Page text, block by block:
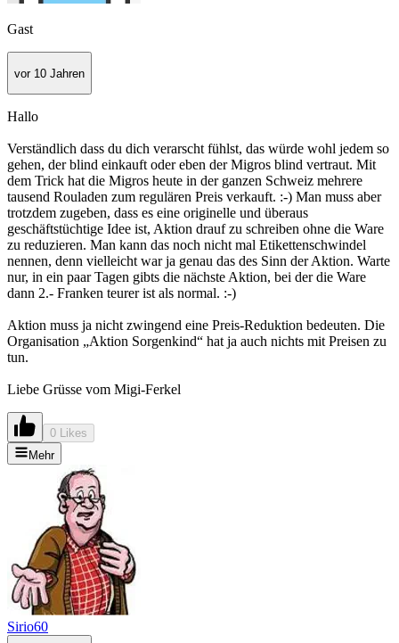
Gast
vor 10 Jahren
Hallo
Verständlich dass du dich verarscht fühlst, das würde wohl jedem so
gehen, der blind einkauft oder eben der Migros blind vertraut. Mit
dem Trick hat die Migros heute in der ganzen Schweiz mehrere
tausend Rouladen zum regulären Preis verkauft. :-) Man muss aber
trotzdem zugeben, dass es eine originelle und überaus
geschäftstüchtige Idee ist, Aktion drauf zu schreiben ohne die Ware
zu reduzieren. Man kann das noch nicht mal Etikettenschwindel
nennen, denn vielleicht war ja genau das des Sinn der Aktion. Warte
nur, in ein paar Tagen gibts die nächste Aktion, bei der die Ware
dann 2.- Franken teurer ist als normal. :-)
Aktion muss ja nicht zwingend eine Preis-Reduktion bedeuten. Die
Organisation „Aktion Sorgenkind“ hat ja auch nichts mit Preisen zu
tun.
Liebe Grüsse vom Migi-Ferkel
0 Likes
Mehr
Sirio60